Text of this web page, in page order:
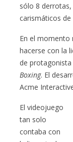
sólo 8
carismáticos de
En el
hacerse con la
de
Boxing. El
Acme
El videojuego
tan solo
contaba con